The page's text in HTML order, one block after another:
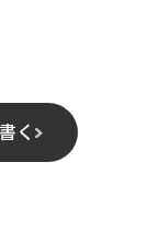
く